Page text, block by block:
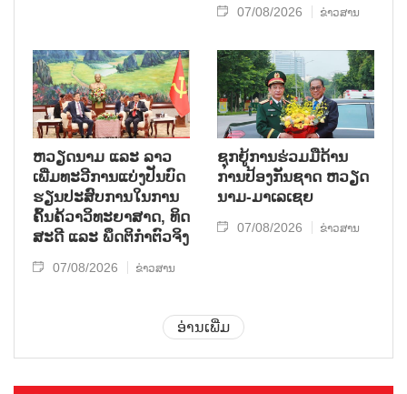
07/08/2026 ຂ່າວສານ
ຫວຽດ​ນາມ ແລະ ລາວ​
ເພີ່ມ​ທະ​ວີ​ການ​ແບ່​ງ​ປັນ​ບົດ​
ຮຽນ​ປະ​ສົບ​ການ​ໃນ​ການ​
ຄົ້ນ​ຄ້​ວາ​ວິ​ທະ​ຍາ​ສາດ, ທິດ​
ສະ​ດີ ແລະ ພຶດ​ຕິ​ກຳຕົວ​ຈິງ
07/08/2026 ຂ່າວສານ
ຊຸກ​ຍູ້​ການ​ຮ່ວມ​ມື​ດ້ານ​
ການ​ປ້ອງ​ກັນ​ຊາດ ຫວຽດ​
ນາມ-ມາ​ເລ​ເຊຍ
07/08/2026 ຂ່າວສານ
ອ່ານເພີ່ມ